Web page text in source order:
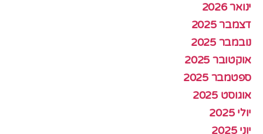
ינואר 2026
דצמבר 2025
נובמבר 2025
אוקטובר 2025
ספטמבר 2025
אוגוסט 2025
יולי 2025
יוני 2025